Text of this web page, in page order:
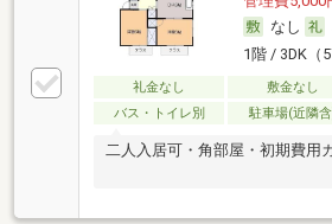
なし
1階 / 3DK（
礼金なし 敷金なし
バス・トイレ別
駐車場(近隣
二人入居可・角部屋・初期費用